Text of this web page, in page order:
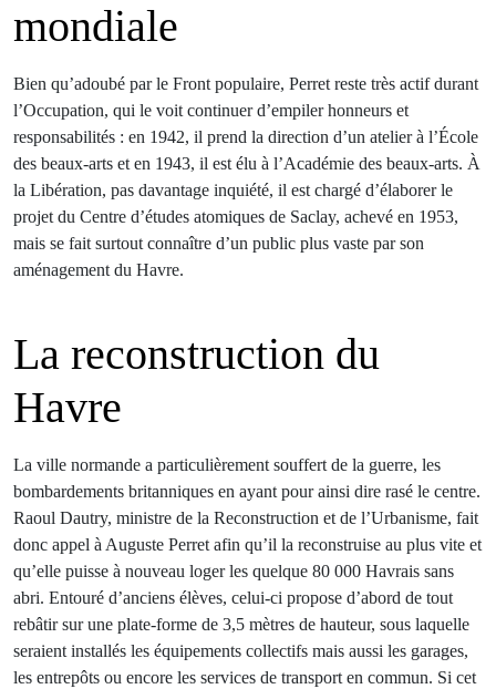
mondiale
Bien qu’adoubé par le Front populaire, Perret reste très actif durant
l’Occupation, qui le voit continuer d’empiler honneurs et
responsabilités : en 1942, il prend la direction d’un atelier à l’École
des beaux-arts et en 1943, il est élu à l’Académie des beaux-arts. À
la Libération, pas davantage inquiété, il est chargé d’élaborer le
projet du Centre d’études atomiques de Saclay, achevé en 1953,
mais se fait surtout connaître d’un public plus vaste par son
aménagement du Havre.
La reconstruction du
Havre
La ville normande a particulièrement souffert de la guerre, les
bombardements britanniques en ayant pour ainsi dire rasé le centre.
Raoul Dautry, ministre de la Reconstruction et de l’Urbanisme, fait
donc appel à Auguste Perret afin qu’il la reconstruise au plus vite et
qu’elle puisse à nouveau loger les quelque 80 000 Havrais sans
abri. Entouré d’anciens élèves, celui-ci propose d’abord de tout
rebâtir sur une plate-forme de 3,5 mètres de hauteur, sous laquelle
seraient installés les équipements collectifs mais aussi les garages,
les entrepôts ou encore les services de transport en commun. Si cet